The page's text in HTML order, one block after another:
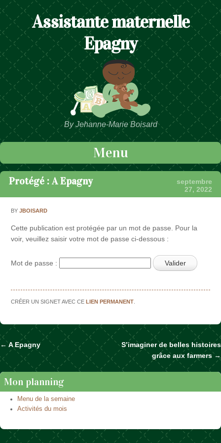
Assistante maternelle
Epagny
By Jehanne-Marie Boisard
Menu
Passer au contenu
Protégé : A Epagny
septembre
27, 2022
BYJBOISARD
Cette publication est protégée par un mot de passe. Pour la
voir, veuillez saisir votre mot de passe ci-dessous :
Mot de passe :
CRÉER UN SIGNET AVEC CELIEN PERMANENT
Naviguer dans les articles
←A Epagny
S’imaginer de belles histoires
grâce aux farmers→
Mon planning
Menu de la semaine
Activités du mois